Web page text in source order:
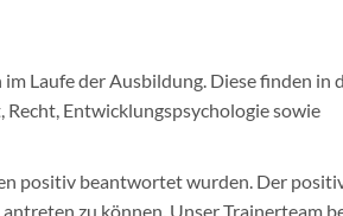
Laufe der Ausbildung. Diese finden in
Entwicklungspsychologie sowie
positiv beantwortet wurden. Der
zu können. Unser Trainerteam